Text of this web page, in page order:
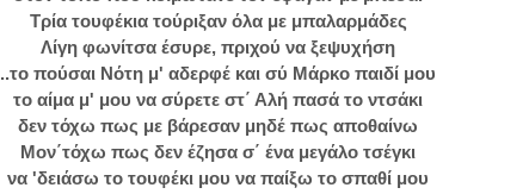
Τρία τουφέκια τούριξαν όλα με μπαλαρμάδες
Λίγη φωνίτσα έσυρε, πριχού να ξεψυχήση
..το πούσαι Νότη μ' αδερφέ και σύ Μάρκο παιδί μου
το αίμα μ' μου να σύρετε στ΄ Αλή πασά το ντσάκι
δεν τόχω πως με βάρεσαν μηδέ πως αποθαίνω
Μον΄τόχω πως δεν έζησα σ΄ ένα μεγάλο τσέγκι
να 'δειάσω το τουφέκι μου να παίξω το σπαθί μου